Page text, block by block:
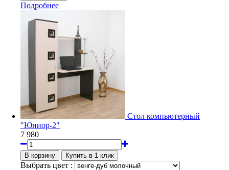
Подробнее
Стол компьютерный
"Юниор-2"
7 980
Выбрать цвет :